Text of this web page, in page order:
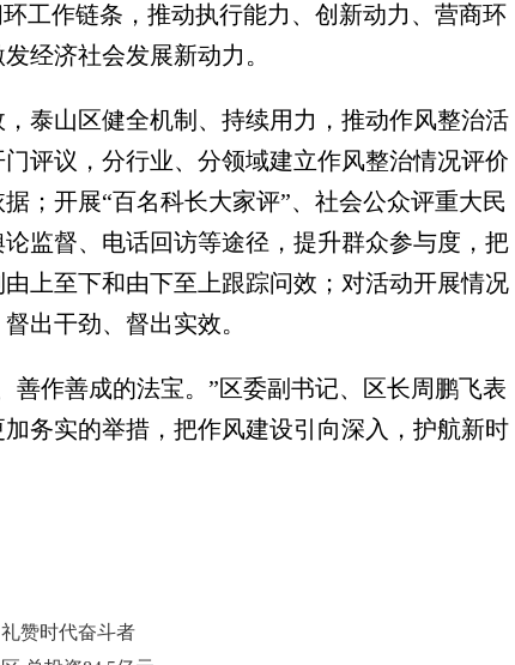
工作链条，推动执行能力、创新动力、营商环
经济社会发展新动力。
山区健全机制、持续用力，推动作风整治活
评议，分行业、分领域建立作风整治情况评价
；开展“百名科长大家评”、社会公众评重大民
监督、电话回访等途径，提升群众参与度，把
上至下和由下至上跟踪问效；对活动开展情况
出干劲、督出实效。
作善成的法宝。”区委副书记、区长周鹏飞表
务实的举措，把作风建设引向深入，护航新时
赞时代奋斗者